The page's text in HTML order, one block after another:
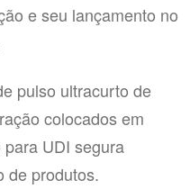
e seu lançamento no
pulso ultracurto de
colocados em
UDI segura
de produtos.